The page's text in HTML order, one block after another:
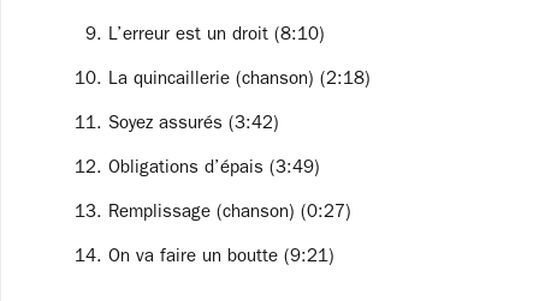
L’erreur est un droit (8:10)
La quincaillerie (chanson) (2:18)
Soyez assurés (3:42)
Obligations d’épais (3:49)
Remplissage (chanson) (0:27)
On va faire un boutte (9:21)